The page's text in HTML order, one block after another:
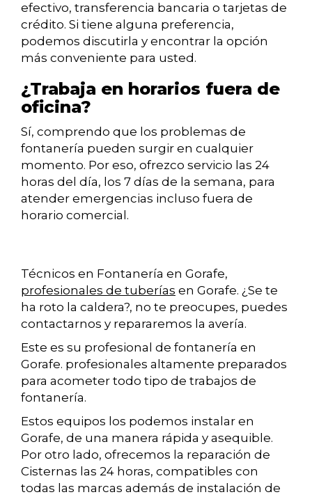
efectivo, transferencia bancaria o tarjetas de
crédito. Si tiene alguna preferencia,
podemos discutirla y encontrar la opción
más conveniente para usted.
¿Trabaja en horarios fuera de
oficina?
Sí, comprendo que los problemas de
fontanería pueden surgir en cualquier
momento. Por eso, ofrezco servicio las 24
horas del día, los 7 días de la semana, para
atender emergencias incluso fuera de
horario comercial.
Técnicos en Fontanería en Gorafe,
profesionales de tuberías en Gorafe. ¿Se te
ha roto la caldera?, no te preocupes, puedes
contactarnos y repararemos la avería.
Este es su profesional de fontanería en
Gorafe. profesionales altamente preparados
para acometer todo tipo de trabajos de
fontanería.
Estos equipos los podemos instalar en
Gorafe, de una manera rápida y asequible.
Por otro lado, ofrecemos la reparación de
Cisternas las 24 horas, compatibles con
todas las marcas además de instalación de